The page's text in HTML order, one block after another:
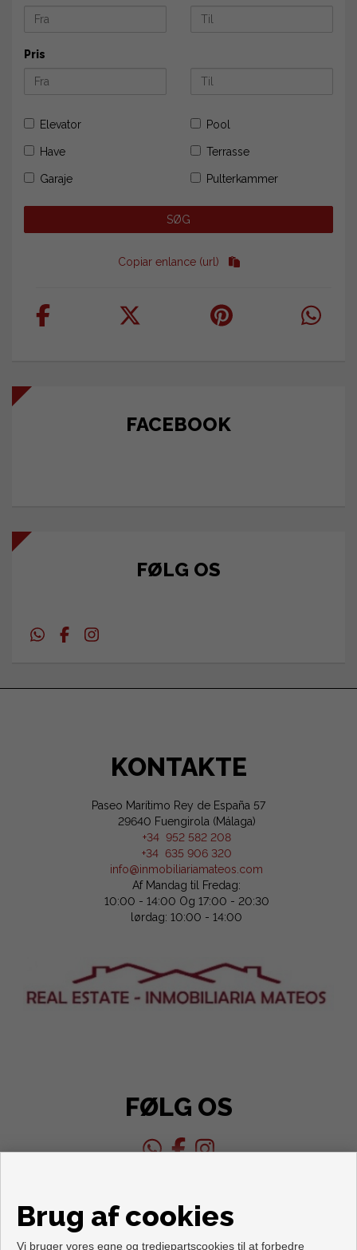
Pris
Elevator Pool
Have Terrasse
Garaje Pulterkammer
Copiar enlance (url)
FACEBOOK
FØLG OS
KONTAKTE
Paseo Marítimo Rey de España 57
29640 Fuengirola (Málaga)
+34 952 582 208
+34 635 906 320
info@inmobiliariamateos.com
Af Mandag til Fredag:
10:00 - 14:00 Og 17:00 - 20:30
lørdag: 10:00 - 14:00
FØLG OS
Brug af cookies
Vi bruger vores egne og tredjepartscookies til at forbedre